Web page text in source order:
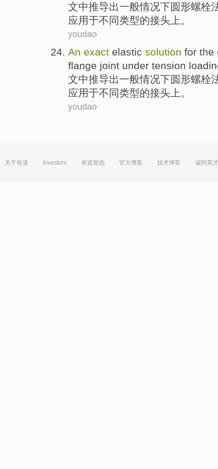
文中推导出一般情况下圆形螺栓
应用于不同类型的接头上。
youdao
An exact elastic solution for the
flange joint under tension
文中推导出一般情况下圆形螺栓
应用于不同类型的接头上。
youdao
关于有道 Investors 有道智选 官方博客 技术博客 诚聘英才